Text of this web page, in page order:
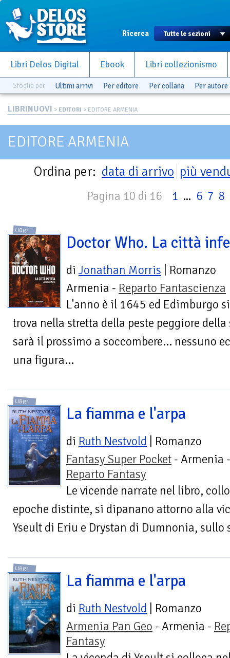
Ricerca
Libri Delos Digital Ebook Libri collezionismo
Sfoglia per Ultimi arrivi Per editore Per collana Per autore
LIBRINUOVI > EDITORI > EDITORE ARMENIA
EDITORE ARMENIA
Ordina per: data di arrivo più
Pagina 10 di 16 1 ... 6 7 8
LIBRI
Doctor Who. La città
di Jonathan Morris | Romanzo
Armenia - Reparto Fantascienza
L'anno è il 1645 ed Edimburgo si
trova nella stretta della peste peggiore
sarà il prossimo a soccombere... nessuno
una figura...
LIBRI
La fiamma e l'arpa
di Ruth Nestvold | Romanzo
Fantasy Super Pocket - Armenia -
Reparto Fantasy
Le vicende narrate nel libro,
epoche distinte, si dipanano attorno alla
Yseult di Eriu e Drystan di Dumnonia,
LIBRI
La fiamma e l'arpa
di Ruth Nestvold | Romanzo
Armenia Pan Geo - Armenia -
Fantasy